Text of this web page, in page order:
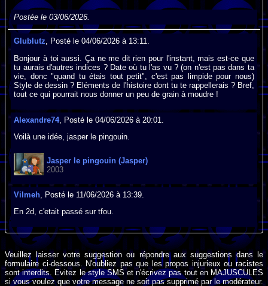
Postée le 03/06/2026.
Glublutz, Posté le 04/06/2026 à 13:11.
Bonjour à toi aussi. Ça ne me dit rien pour l'instant, mais est-ce que
tu aurais d'autres indices ? Date où tu l'as vu ? (on n'est pas dans ta
vie, donc "quand tu étais tout petit", c'est pas limpide pour nous)
Style de dessin ? Eléments de l'histoire dont tu te rappellerais ? Bref,
tout ce qui pourrait nous donner un peu de grain à moudre !
Alexandre74, Posté le 04/06/2026 à 20:01.
Voilà une idée, jasper le pingouin.
Jasper le pingouin (Jasper)
2003
Vilmeh , Posté le 11/06/2026 à 13:39.
En 2d, c'etait passé sur tfou.
Veuillez laisser votre suggestion ou répondre aux suggestions dans le
formulaire ci-dessous. N'oubliez pas que les propos injurieux ou racistes
sont interdits. Evitez le style SMS et n'écrivez pas tout en MAJUSCULES
si vous voulez que votre message ne soit pas supprimé par le modérateur.